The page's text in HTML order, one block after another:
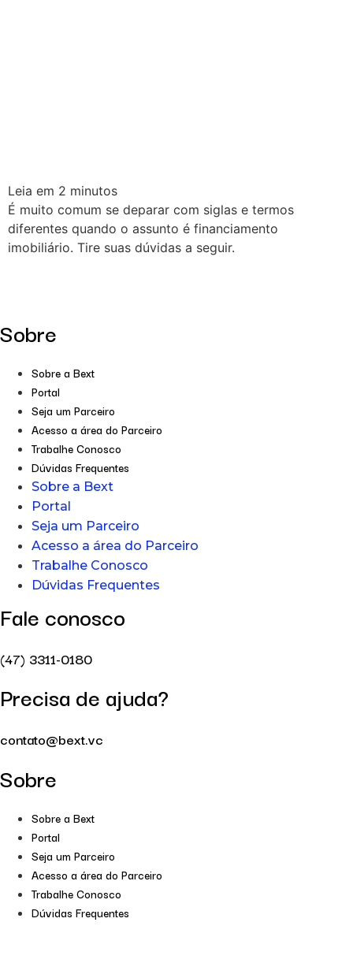
Leia em 2 minutos
É muito comum se deparar com siglas e termos
diferentes quando o assunto é financiamento
imobiliário. Tire suas dúvidas a seguir.
Sobre
Sobre a Bext
Portal
Seja um Parceiro
Acesso a área do Parceiro
Trabalhe Conosco
Dúvidas Frequentes
Sobre a Bext
Portal
Seja um Parceiro
Acesso a área do Parceiro
Trabalhe Conosco
Dúvidas Frequentes
Fale conosco
(47) 3311-0180
Precisa de ajuda?
contato@bext.vc
Sobre
Sobre a Bext
Portal
Seja um Parceiro
Acesso a área do Parceiro
Trabalhe Conosco
Dúvidas Frequentes